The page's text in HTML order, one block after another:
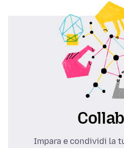
Impara e condividi la